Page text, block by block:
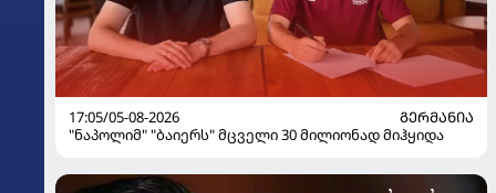
17:05/05-08-2026
ᲒᲔᲠᲛᲐᲜᲘᲐ
"ნაპოლიმ" "ბაიერს" მცველი 30 მილიონად მიჰყიდა